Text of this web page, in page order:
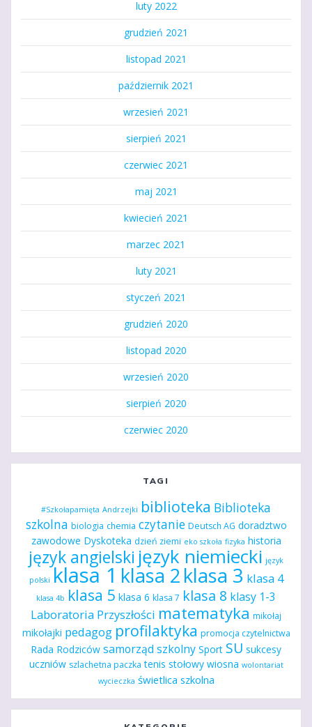
luty 2022
grudzień 2021
listopad 2021
październik 2021
wrzesień 2021
sierpień 2021
czerwiec 2021
maj 2021
kwiecień 2021
marzec 2021
luty 2021
styczeń 2021
grudzień 2020
listopad 2020
wrzesień 2020
sierpień 2020
czerwiec 2020
TAGI
#Szkołapamięta Andrzejki biblioteka Biblioteka
szkolna biologia chemia czytanie Deutsch AG doradztwo
zawodowe Dyskoteka dzień ziemi eko szkoła fizyka historia
język angielski język niemiecki język
polski klasa 1 klasa 2klasa 3 klasa 4
klasa 4b klasa 5 klasa 6 klasa 7 klasa 8 klasy 1-3
Laboratoria Przyszłości matematyka mikołaj
mikołajki pedagog profilaktyka promocja czytelnictwa
Rada Rodziców samorząd szkolny Sport SU sukcesy
uczniów szlachetna paczka tenis stołowy wiosna wolontariat
wycieczka świetlica szkolna